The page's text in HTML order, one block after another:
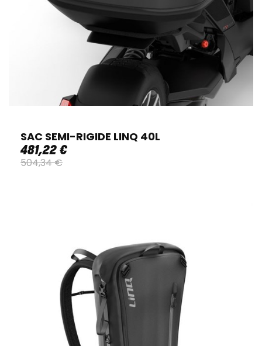
SAC SEMI-RIGIDE LINQ 40L
481,22 €
504,34€